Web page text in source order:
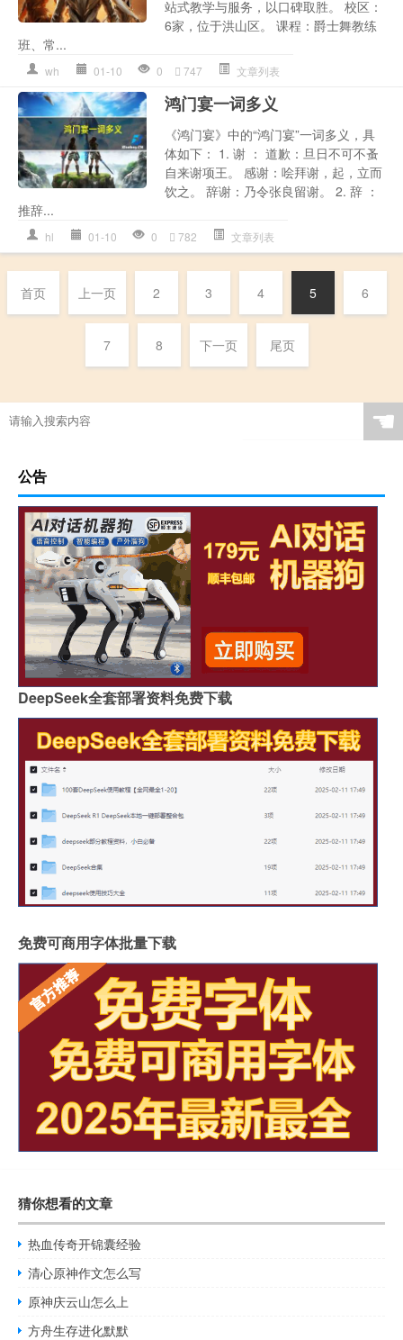
站式教学与服务，以口碑取胜。 校区：
6家，位于洪山区。 课程：爵士舞教练
班、常...
wh 01-10 0 747 文章列表
鸿门宴一词多义
《鸿门宴》中的“鸿门宴”一词多义，具
体如下： 1. 谢 ： 道歉：旦日不可不蚤
自来谢项王。 感谢：哙拜谢，起，立而
饮之。 辞谢：乃令张良留谢。 2. 辞 ：
推辞...
hl 01-10 0 782 文章列表
首页 上一页 2 3 4 5 6
7 8 下一页 尾页
☚
公告
DeepSeek全套部署资料免费下载
免费可商用字体批量下载
猜你想看的文章
热血传奇开锦囊经验
清心原神作文怎么写
原神庆云山怎么上
方舟生存进化默默